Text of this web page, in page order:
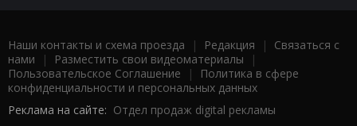
Наши контакты и схема проезда | Редакция | Связаться с
нами | Разместить свои видеоматериалы |
Пользовательское Соглашение |
Политика в сфере
конфиденциальности и персональных данных
Реклама на сайте: Отдел продаж digital рекламы